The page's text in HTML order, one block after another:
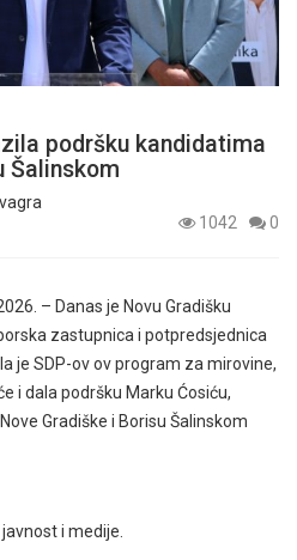
podršku kandidatima
Šalinskom
1042
0
– Danas je Novu Gradišku
zastupnica i potpredsjednica
je SDP-ov ov program za mirovine,
i dala podršku Marku Ćosiću,
Gradiške i Borisu Šalinskom
i medije.